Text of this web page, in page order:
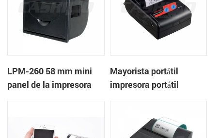
LPM-260 58 mm mini
panel de la impresora
efectivo
Mayorista portátil
impresora portátil